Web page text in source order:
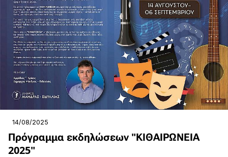
14/08/2025
Πρόγραμμα εκδηλώσεων "ΚΙΘΑΙΡΩΝΕΙΑ
2025"